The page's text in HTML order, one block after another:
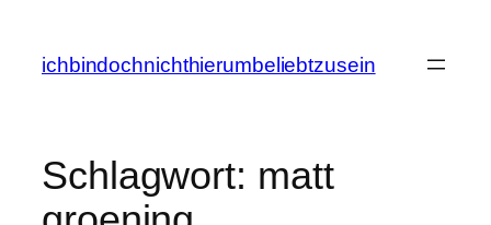
springen
ichbindochnichthierumbeliebtzusein
Schlagwort: matt